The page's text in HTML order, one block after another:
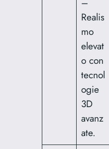
Realis
mo
elevat
o con
tecnol
ogie
3D
avanz
ate.